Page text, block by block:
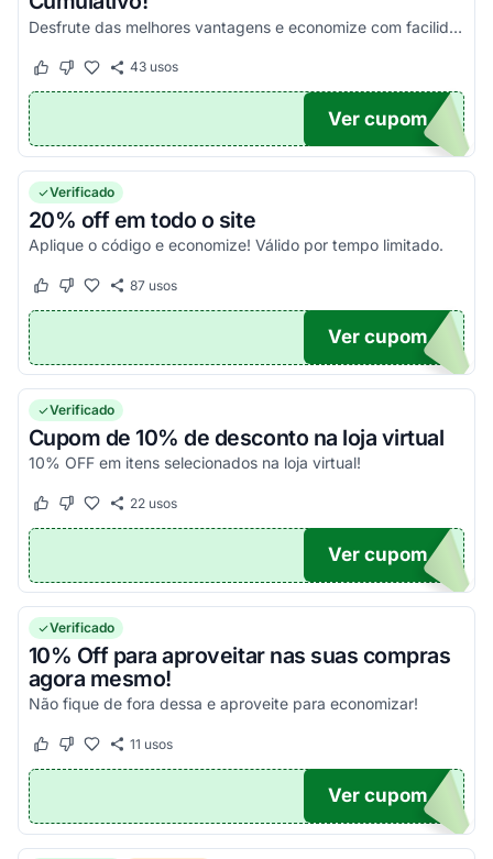
Desfrute das melhores vantagens e economize com facilidade nas suas compras!
Este cupom funcionou
Este cupom não funcionou
43usos
UPOM
Ver cupom
Verificado
20% off em todo o site
Aplique o código e economize! Válido por tempo limitado.
Este cupom funcionou
Este cupom não funcionou
87usos
E20
Ver cupom
Verificado
Cupom de 10% de desconto na loja virtual
10% OFF em itens selecionados na loja virtual!
Este cupom funcionou
Este cupom não funcionou
22usos
DS
Ver cupom
Verificado
10% Off para aproveitar nas suas compras
agora mesmo!
Não fique de fora dessa e aproveite para economizar!
Este cupom funcionou
Este cupom não funcionou
11 usos
DO10
Ver cupom